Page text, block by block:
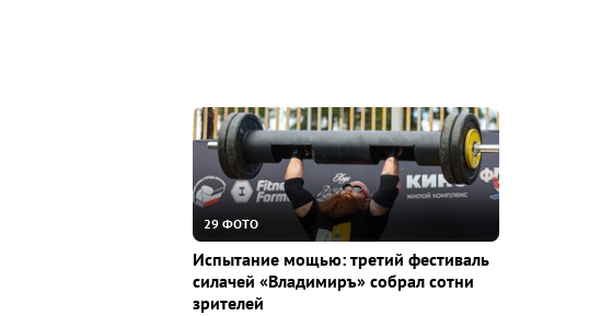
29 ФОТО
Испытание мощью: третий фестиваль
силачей «Владимиръ» собрал сотни
зрителей